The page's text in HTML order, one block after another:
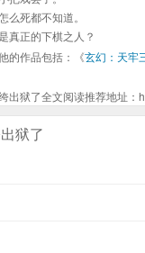
死都不知道。
真正的下棋之人？
的作品包括：《玄幻：天牢
出狱了全文阅读推荐地址
狱了